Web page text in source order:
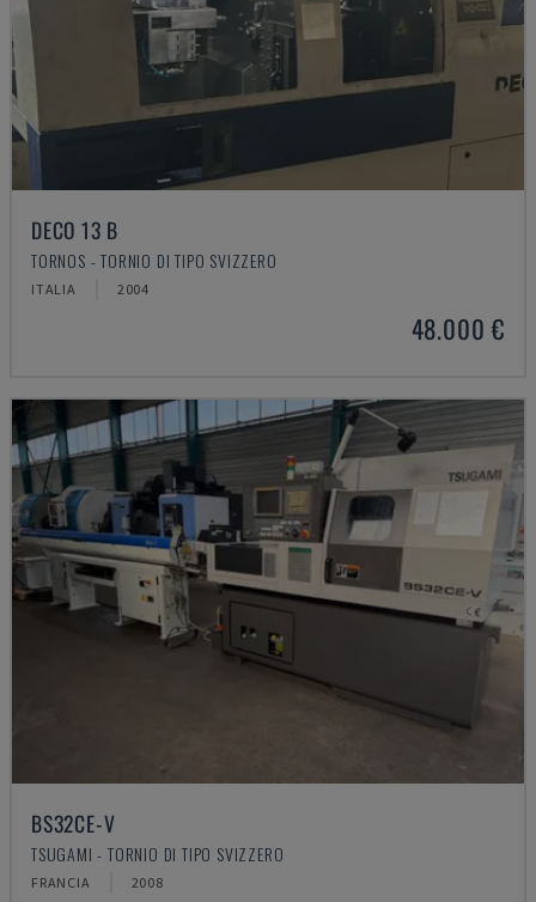
DECO 13 B
TORNOS - TORNIO DI TIPO SVIZZERO
ITALIA 2004
48.000 €
BS32CE-V
TSUGAMI - TORNIO DI TIPO SVIZZERO
FRANCIA 2008